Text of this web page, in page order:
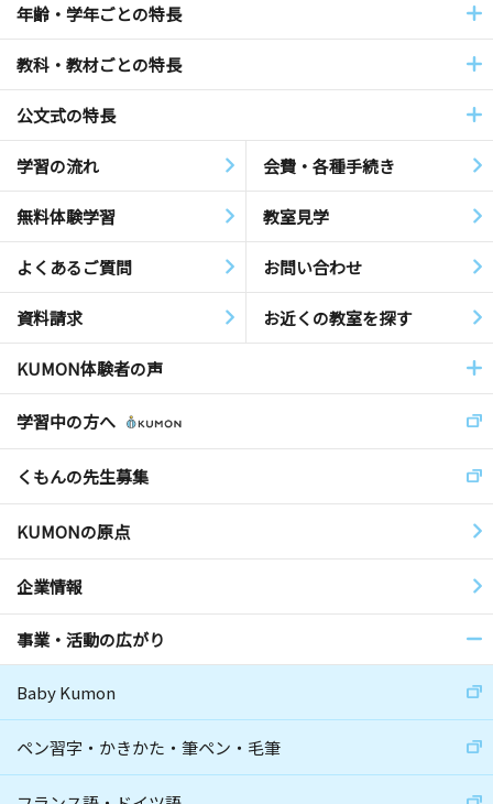
年齢・学年ごとの特長
教科・教材ごとの特長
公文式の特長
学習の流れ 会費・各種手続き
無料体験学習 教室見学
よくあるご質問 お問い合わせ
資料請求 お近くの教室を探す
KUMON体験者の声
学習中の方へ
くもんの先生募集
KUMONの原点
企業情報
事業・活動の広がり
Baby Kumon
ペン習字・かきかた・筆ペン・毛筆